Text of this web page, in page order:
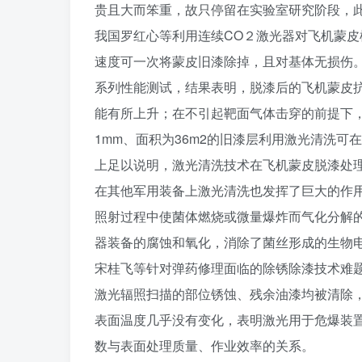
贵且大而笨重，故只停留在实验室研究阶段
我国罗红心等利用连续CO２激光器对飞机蒙
速度可一次将蒙皮旧漆除掉，且对基体无损
系列性能测试，结果表明，脱漆后的飞机蒙
能有所上升；在不引起靶面气体击穿的前提
1mm、面积为36m2的旧漆层利用激光清洗可
上足以说明，激光清洗技术在飞机蒙皮脱漆处
在其他军用装备上激光清洗也发挥了巨大的
照射过程中使菌体燃烧或微量爆炸而气化分
器装备的腐蚀和氧化，消除了菌丝形成的生
宋桂飞等针对弹药修理面临的除锈除漆技术
激光辐照扫描的部位锈蚀、残余油漆均被清
表面温度几乎没有变化，表明激光用于危爆
数与表面处理质量、作业效率的关系。